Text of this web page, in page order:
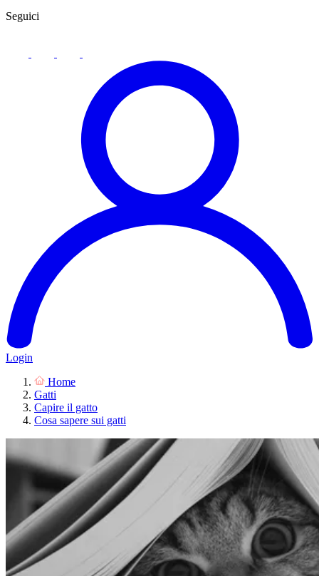
Seguici
Login
Home
Gatti
Capire il gatto
Cosa sapere sui gatti